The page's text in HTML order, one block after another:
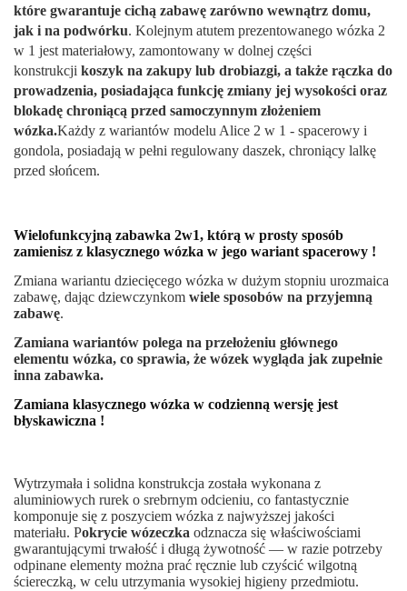
które gwarantuje cichą zabawę zarówno wewnątrz domu,
jak i na podwórku. Kolejnym atutem prezentowanego wózka 2
w 1 jest materiałowy, zamontowany w dolnej części
konstrukcji koszyk na zakupy lub drobiazgi, a także rączka do
prowadzenia, posiadająca funkcję zmiany jej wysokości oraz
blokadę chroniącą przed samoczynnym złożeniem
wózka.Każdy z wariantów modelu Alice 2 w 1 - spacerowy i
gondola, posiadają w pełni regulowany daszek, chroniący lalkę
przed słońcem.
Wielofunkcyjną zabawka 2w1, którą w prosty sposób
zamienisz z klasycznego wózka w jego wariant spacerowy !
Zmiana wariantu dziecięcego wózka w dużym stopniu urozmaica
zabawę, dając dziewczynkom wiele sposobów na przyjemną
zabawę.
Zamiana wariantów polega na przełożeniu głównego
elementu wózka, co sprawia, że wózek wygląda jak zupełnie
inna zabawka.
Zamiana klasycznego wózka w codzienną wersję jest
błyskawiczna !
Wytrzymała i solidna konstrukcja została wykonana z
aluminiowych rurek o srebrnym odcieniu, co fantastycznie
komponuje się z poszyciem wózka z najwyższej jakości
materiału. Pokrycie wózeczka odznacza się właściwościami
gwarantującymi trwałość i długą żywotność — w razie potrzeby
odpinane elementy można prać ręcznie lub czyścić wilgotną
ściereczką, w celu utrzymania wysokiej higieny przedmiotu.